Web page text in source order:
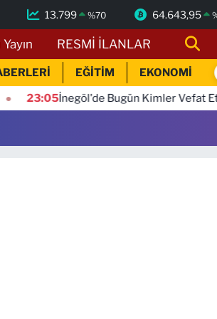
13.799 %70 64.643,95
Yayın RESMİ İLANLAR
EĞİTİM EKONOMİ
23:05İnegöl'de Bugün Kimler Vefat Etti? |